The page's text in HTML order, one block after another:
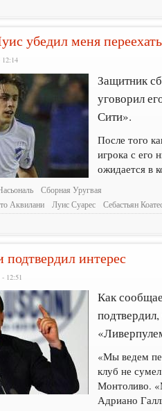
убедил меня
12:14
Защитник
уговорил
Сити».
После того
игрока с его
ожидается в
Сборная Уругвая
Аквилани Луис Суарес Себастьян
интерес
12:51
Как
«Мы ведем
клуб не
Монтоливо.
Адриано